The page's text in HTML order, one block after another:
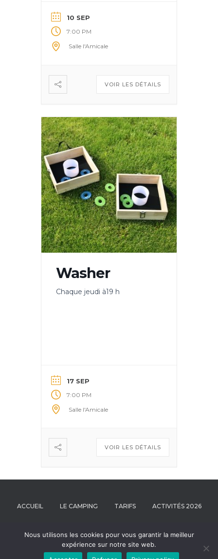
10 SEP
7:00 PM
Salle l'Amicale
VOIR LES DÉTAILS
Washer
Chaque jeudi à19 h
17 SEP
7:00 PM
Salle l'Amicale
VOIR LES DÉTAILS
ACCUEIL LE CAMPING TARIFS ACTIVITÉS 2026
Un Air d'Été | Copyrights 2026
Nous utilisons les cookies pour vous garantir la meilleur
expérience sur notre site web.